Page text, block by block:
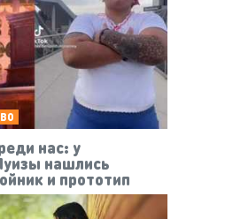
нас: у
нашлись
и прототип